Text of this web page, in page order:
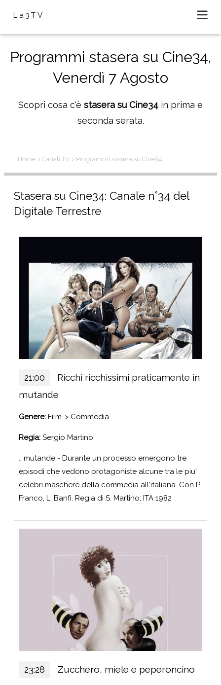
La3TV
Programmi stasera su Cine34,
Venerdì 7 Agosto
Scopri cosa c'è stasera su Cine34 in prima e
seconda serata.
Home > Canali TV > Programmi stasera su Cine34
Stasera su Cine34: Canale n°34 del
Digitale Terrestre
21:00
Ricchi ricchissimi praticamente in
mutande
Genere: Film-> Commedia
Regia: Sergio Martino
.. mutande - Durante un processo emergono tre
episodi che vedono protagoniste alcune tra le piu'
celebri maschere della commedia all'italiana. Con P.
Franco, L. Banfi. Regia di S. Martino; ITA 1982
23:28 Zucchero, miele e peperoncino